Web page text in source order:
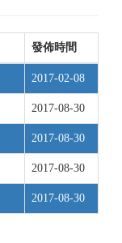
發佈時間
2017-02-08
2017-08-30
2017-08-30
2017-08-30
2017-08-30